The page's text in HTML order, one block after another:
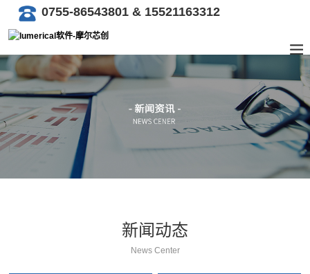
0755-86543801 & 15521163312
新闻动态
News Center